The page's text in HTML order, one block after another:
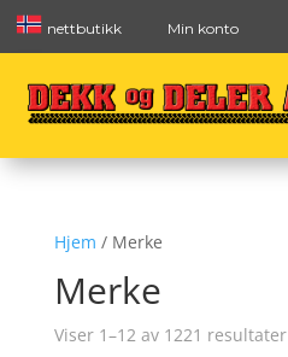
nettbutikk Min konto
Hjem / Merke
Merke
Viser 1–12 av 1221 resultater